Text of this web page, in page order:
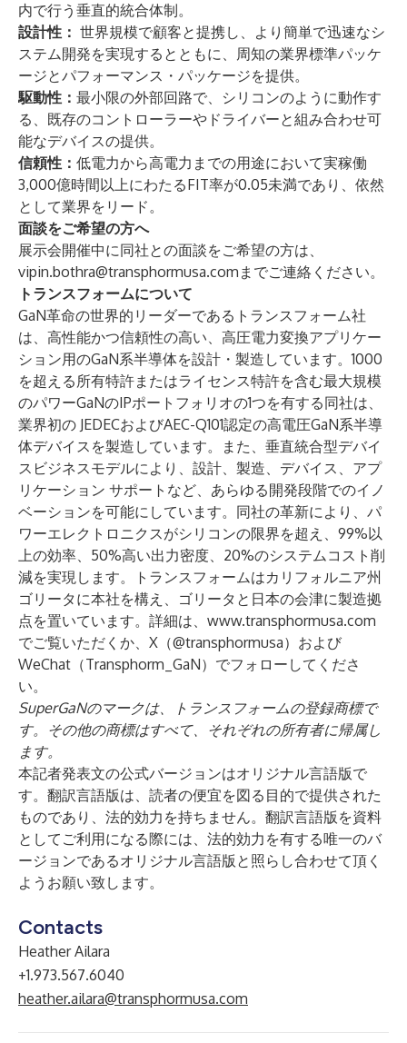
内で行う垂直的統合体制。
設計性： 世界規模で顧客と提携し、より簡単で迅速なシ
ステム開発を実現するとともに、周知の業界標準パッケ
ージとパフォーマンス・パッケージを提供。
駆動性： 最小限の外部回路で、シリコンのように動作す
る、既存のコントローラーやドライバーと組み合わせ可
能なデバイスの提供。
信頼性： 低電力から高電力までの用途において実稼働
3,000億時間以上にわたるFIT率が0.05未満であり、依然
として業界をリード。
面談をご希望の方へ
展示会開催中に同社との面談をご希望の方は、
vipin.bothra@transphormusa.com までご連絡ください。
トランスフォームについて
GaN革命の世界的リーダーであるトランスフォーム社
は、高性能かつ信頼性の高い、高圧電力変換アプリケー
ション用のGaN系半導体を設計・製造しています。1000
を超える所有特許またはライセンス特許を含む最大規模
のパワーGaNのIPポートフォリオの1つを有する同社は、
業界初の JEDECおよびAEC-Q101認定の高電圧GaN系半導
体デバイスを製造しています。また、垂直統合型デバイ
スビジネスモデルにより、設計、製造、デバイス、アプ
リケーション サポートなど、あらゆる開発段階でのイノ
ベーションを可能にしています。同社の革新により、パ
ワーエレクトロニクスがシリコンの限界を超え、99%以
上の効率、50%高い出力密度、20%のシステムコスト削
減を実現します。トランスフォームはカリフォルニア州
ゴリータに本社を構え、ゴリータと日本の会津に製造拠
点を置いています。詳細は、 www.transphormusa.com
でご覧いただくか、X（@transphormusa）および
WeChat（Transphorm_GaN）でフォローしてくださ
い。
SuperGaNのマークは、トランスフォームの登録商標で
す。その他の商標はすべて、それぞれの所有者に帰属し
ます。
本記者発表文の公式バージョンはオリジナル言語版で
す。翻訳言語版は、読者の便宜を図る目的で提供された
ものであり、法的効力を持ちません。翻訳言語版を資料
としてご利用になる際には、法的効力を有する唯一のバ
ージョンであるオリジナル言語版と照らし合わせて頂く
ようお願い致します。
Contacts
Heather Ailara
+1.973.567.6040
heather.ailara@transphormusa.com